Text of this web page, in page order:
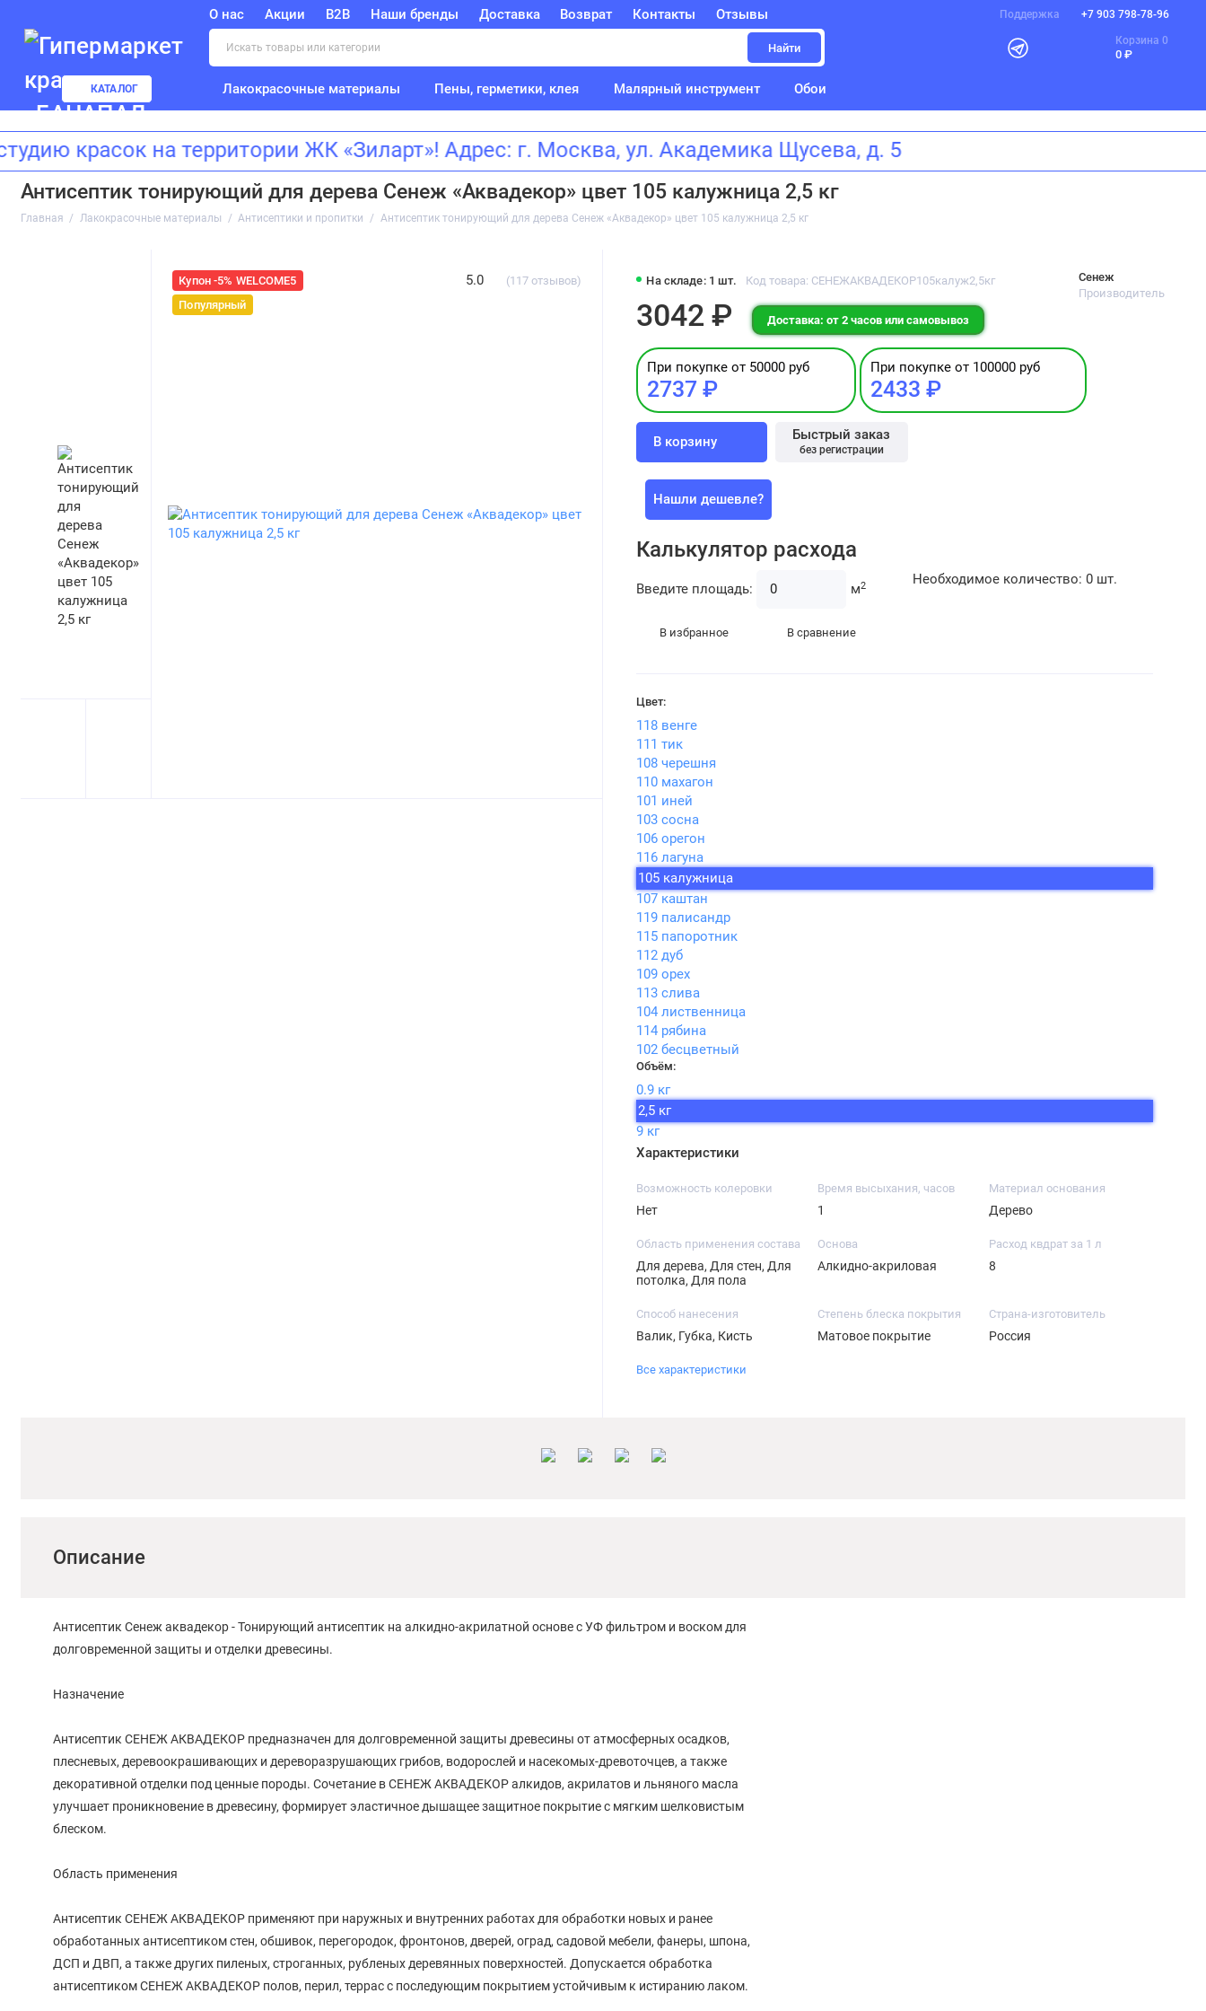
О нас Акции B2B Наши бренды Доставка Возврат Контакты Отзывы Поддержка +7 903 798-78-96
Найти
Корзина 0
0 ₽
КАТАЛОГ Лакокрасочные материалы Пены, герметики, клея Малярный инструмент Обои
на территории ЖК «Зиларт»! Адрес: г. Москва, ул. Академика Щусева, д. 5
Антисептик тонирующий для дерева Сенеж «Аквадекор» цвет 105 калужница 2,5 кг
Главная Лакокрасочные материалы Антисептики и пропитки Антисептик тонирующий для дерева Сенеж «Аквадекор» цвет 105 калужница 2,5 кг
Купон -5% WELCOME5
Популярный
5.0 (117 отзывов) На складе: 1 шт. Код товара: СЕНЕЖАКВАДЕКОР105калуж2,5кг
Сенеж
Производитель
3042 ₽ Доставка: от 2 часов или самовывоз
При покупке от 50000 руб
2737 ₽
При покупке от 100000 руб
2433 ₽
В корзину Быстрый заказ
без регистрации
Нашли дешевле?
Калькулятор расхода
Введите площадь: м2 Необходимое количество: 0шт.
В избранное В сравнение
Цвет:
118 венге
111 тик
108 черешня
110 махагон
101 иней
103 сосна
106 орегон
116 лагуна
105 калужница
107 каштан
119 палисандр
115 папоротник
112 дуб
109 орех
113 слива
104 лиственница
114 рябина
102 бесцветный
Объём:
0.9 кг
2,5 кг
9 кг
Характеристики
Возможность колеровки
Нет
Время высыхания, часов
1
Материал основания
Дерево
Область применения состава
Для дерева, Для стен, Для
потолка, Для пола
Основа
Алкидно-акриловая
Расход квдрат за 1 л
8
Способ нанесения
Валик, Губка, Кисть
Степень блеска покрытия
Матовое покрытие
Страна-изготовитель
Россия
Все характеристики
Описание
Антисептик Сенеж аквадекор - Тонирующий антисептик на алкидно-акрилатной основе с УФ фильтром и воском для
долговременной защиты и отделки древесины.
Назначение
Антисептик СЕНЕЖ АКВАДЕКОР предназначен для долговременной защиты древесины от атмосферных осадков,
плесневых, деревоокрашивающих и дереворазрушающих грибов, водорослей и насекомых-древоточцев, а также
декоративной отделки под ценные породы. Сочетание в СЕНЕЖ АКВАДЕКОР алкидов, акрилатов и льняного масла
улучшает проникновение в древесину, формирует эластичное дышащее защитное покрытие с мягким шелковистым
блеском.
Область применения
Антисептик СЕНЕЖ АКВАДЕКОР применяют при наружных и внутренних работах для обработки новых и ранее
обработанных антисептиком стен, обшивок, перегородок, фронтонов, дверей, оград, садовой мебели, фанеры, шпона,
ДСП и ДВП, а также других пиленых, строганных, рубленых деревянных поверхностей. Допускается обработка
антисептиком СЕНЕЖ АКВАДЕКОР полов, перил, террас с последующим покрытием устойчивым к истиранию лаком.